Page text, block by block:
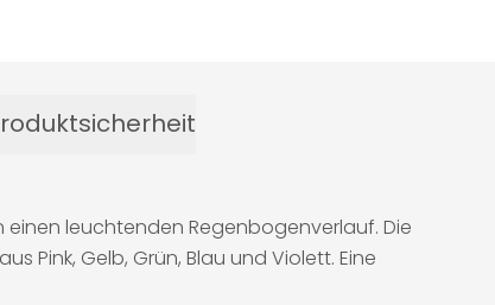
leuchtenden Regenbogenverlauf. Die
Pink, Gelb, Grün, Blau und Violett. Eine